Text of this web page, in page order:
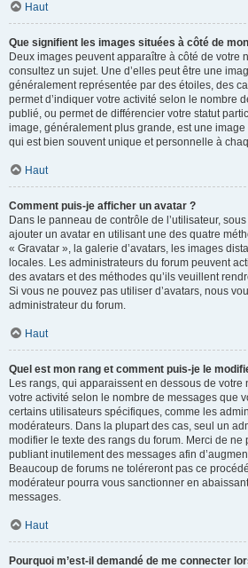
Haut
Que signifient les images situées à côté de
Deux images peuvent apparaître à côté de votre
consultez un sujet. Une d’elles peut être une
généralement représentée par des étoiles, des
permet d’indiquer votre activité selon le nombre
publié, ou permet de différencier votre statut
image, généralement plus grande, est une
qui est bien souvent unique et personnelle à
Haut
Comment puis-je afficher un avatar ?
Dans le panneau de contrôle de l’utilisateur,
ajouter un avatar en utilisant une des quatre
« Gravatar », la galerie d’avatars, les images
locales. Les administrateurs du forum peuvent
des avatars et des méthodes qu’ils veuillent
Si vous ne pouvez pas utiliser d’avatars, nous
administrateur du forum.
Haut
Quel est mon rang et comment puis-je le
Les rangs, qui apparaissent en dessous de votre
votre activité selon le nombre de messages que
certains utilisateurs spécifiques, comme les
modérateurs. Dans la plupart des cas, seul un
modifier le texte des rangs du forum. Merci de ne
publiant inutilement des messages afin
Beaucoup de forums ne toléreront pas ce
modérateur pourra vous sanctionner en
messages.
Haut
Pourquoi m’est-il demandé de me connecter